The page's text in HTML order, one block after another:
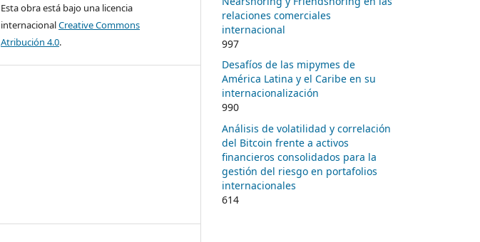
Esta obra está bajo una licencia
internacionalCreative Commons
Atribución 4.0.
relaciones comerciales
internacional
997
Desafíos de las mipymes de
América Latina y el Caribe en su
internacionalización
990
Análisis de volatilidad y correlación
del Bitcoin frente a activos
financieros consolidados para la
gestión del riesgo en portafolios
internacionales
614